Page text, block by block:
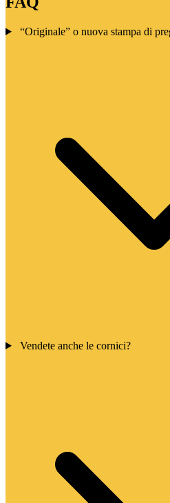
“Originale” o nuova stampa di
Vendete anche le cornici?